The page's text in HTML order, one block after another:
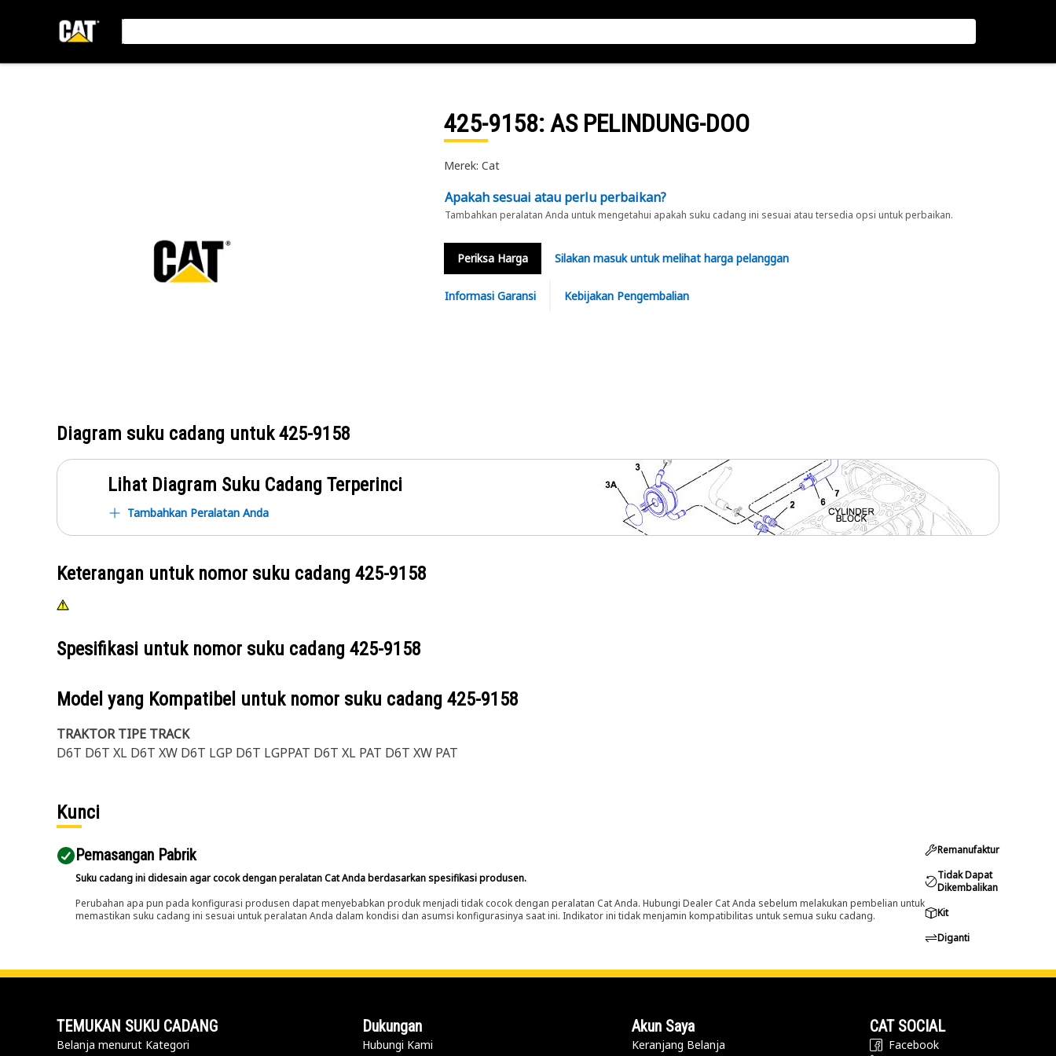
425-9158: AS PELINDUNG-DOO
Merek: Cat
Apakah sesuai atau perlu perbaikan?
Tambahkan peralatan Anda untuk mengetahui apakah suku cadang ini sesuai atau tersedia opsi untuk perbaikan.
Periksa Harga Silakan masuk untuk melihat harga pelanggan
Informasi Garansi Kebijakan Pengembalian
Diagram suku cadang untuk425-9158
Lihat Diagram Suku Cadang Terperinci
Tambahkan Peralatan Anda
Keterangan untuk nomor suku cadang 425-9158
Spesifikasi untuk nomor suku cadang 425-9158
Model yang Kompatibel untuk nomor suku cadang 425-9158
TRAKTOR TIPE TRACK
D6T D6T XL D6T XW D6T LGP D6T LGPPAT D6T XL PAT D6T XW PAT
Kunci
Pemasangan Pabrik
Suku cadang ini didesain agar cocok dengan peralatan Cat Anda berdasarkan spesifikasi produsen.
Perubahan apa pun pada konfigurasi produsen dapat menyebabkan produk menjadi tidak cocok dengan peralatan Cat Anda. Hubungi Dealer Cat Anda sebelum melakukan pembelian untuk
memastikan suku cadang ini sesuai untuk peralatan Anda dalam kondisi dan asumsi konfigurasinya saat ini. Indikator ini tidak menjamin kompatibilitas untuk semua suku cadang.
Remanufaktur
Tidak Dapat
Dikembalikan
Kit
Diganti
TEMUKAN SUKU CADANG
Belanja menurut Kategori
Dukungan
Hubungi Kami
Akun Saya
Keranjang Belanja
CAT SOCIAL
Facebook